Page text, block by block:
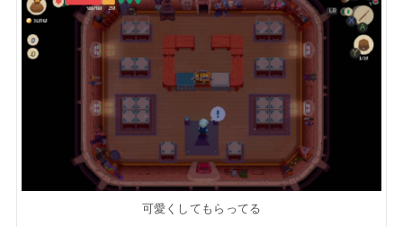
可愛くしてもらってる